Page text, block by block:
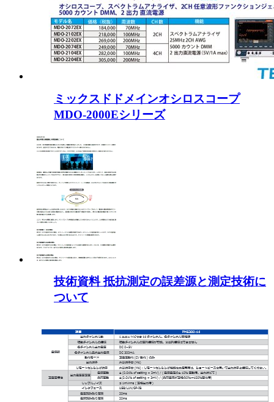
ミックスドドメインオシロスコープ
MDO-2000Eシリーズ
技術資料 抵抗測定の誤差源と測定技術に
ついて